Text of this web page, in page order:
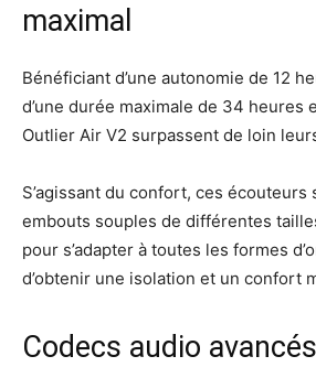
maximal
Bénéficiant d’une autonomie de 12
d’une durée maximale de 34 heures
Outlier Air V2 surpassent de loin
S’agissant du confort, ces écouteurs
embouts souples de différentes
pour s’adapter à toutes les formes
d’obtenir une isolation et un confort
Codecs audio avancés